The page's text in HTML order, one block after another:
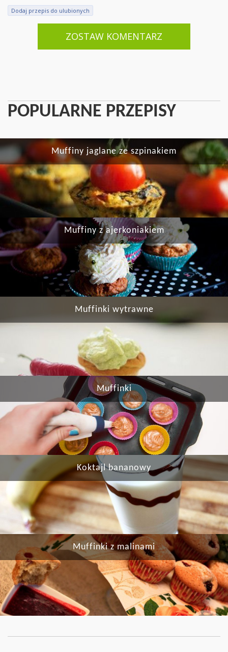
Dodaj przepis do ulubionych
ZOSTAW KOMENTARZ
POPULARNE PRZEPISY
Muffiny jaglane ze szpinakiem
Muffiny z ajerkoniakiem
Muffinki wytrawne
Muffinki
Koktajl bananowy
Muffinki z malinami